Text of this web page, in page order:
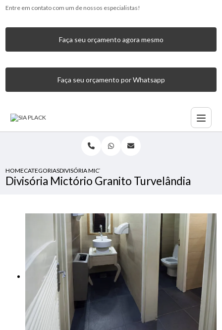
Entre em contato com um de nossos especialistas!
Faça seu orçamento agora mesmo
Faça seu orçamento por Whatsapp
HOMECATEGORIASDIVISÓRIA MICTÓRIO GRANITO TURVELÂNDIA
Divisória Mictório Granito Turvelândia